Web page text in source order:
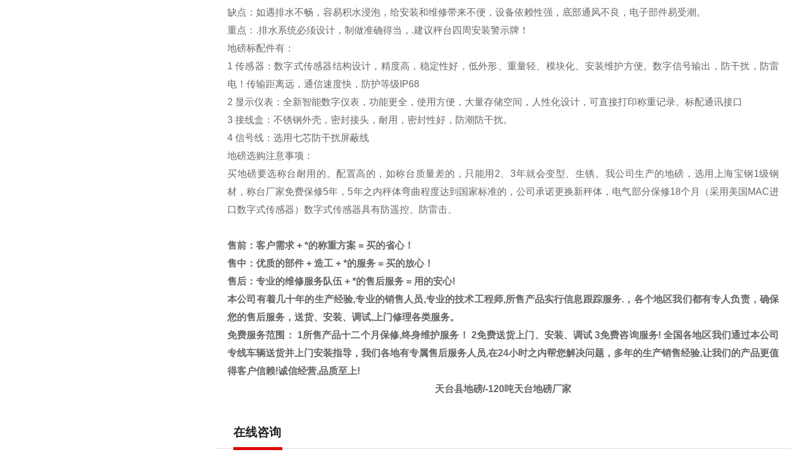
缺点：如遇排水不畅，容易积水浸泡，给安装和维修带来不便，设备依赖性强，底部通风不良，电子部件易受潮。
重点： .排水系统必须设计，制做准确得当， .建议秤台四周安装警示牌！
地磅标配件有：
1传感器：数字式传感器结构设计，精度高，稳定性好，低外形、重量轻、模块化、安装维护方便。数字信号输出，防干扰，防雷
电！传输距离远，通信速度快，防护等级 IP68
2 显示仪表：全新智能数字仪表，功能更全，使用方便，大量存储空间，人性化设计，可直接打印称重记录。标配通讯接口
3 接线盒：不锈钢外壳，密封接头，耐用，密封性好，防潮防干扰。
4 信号线：选用七芯防干扰屏蔽线
地磅选购注意事项：
买地磅要选称台耐用的。配置高的，如称台质量差的，只能用2、3年就会变型、生锈。我公司生产的地磅，选用上海宝钢1级钢
材，称台厂家免费保修5年，5年之内秤体弯曲程度达到国家标准的，公司承诺更换新秤体，电气部分保修18个月（采用美国MAC进
口数字式传感器）数字式传感器具有防遥控、防雷击、
售前：客户需求 + *的称重方案 = 买的省心！
售中：优质的部件 + 造工 + *的服务 = 买的放心！
售后：专业的维修服务队伍 + *的售后服务 = 用的安心!
本公司有着几十年的生产经验,专业的销售人员,专业的技术工程师,所售产品实行信息跟踪服务. ，各个地区我们都有专人负责，确保
您的售后服务，送货、安装、调试, 上门修理各类服务。
免费服务范围：
1所售产品十二个月保修,终身维护服务！ 2免费送货上门、安装、调试 3免费咨询服务!全国各地区我们通过本公司
专线车辆送货并上门安装指导，我们各地有专属售后服务人员,在24小时之内帮您解决问题，多年的生产销售经验,让我们的产品更值
得客户信赖!诚信经营,品质至上!
天台县地磅/-120吨天台地磅厂家
在线咨询